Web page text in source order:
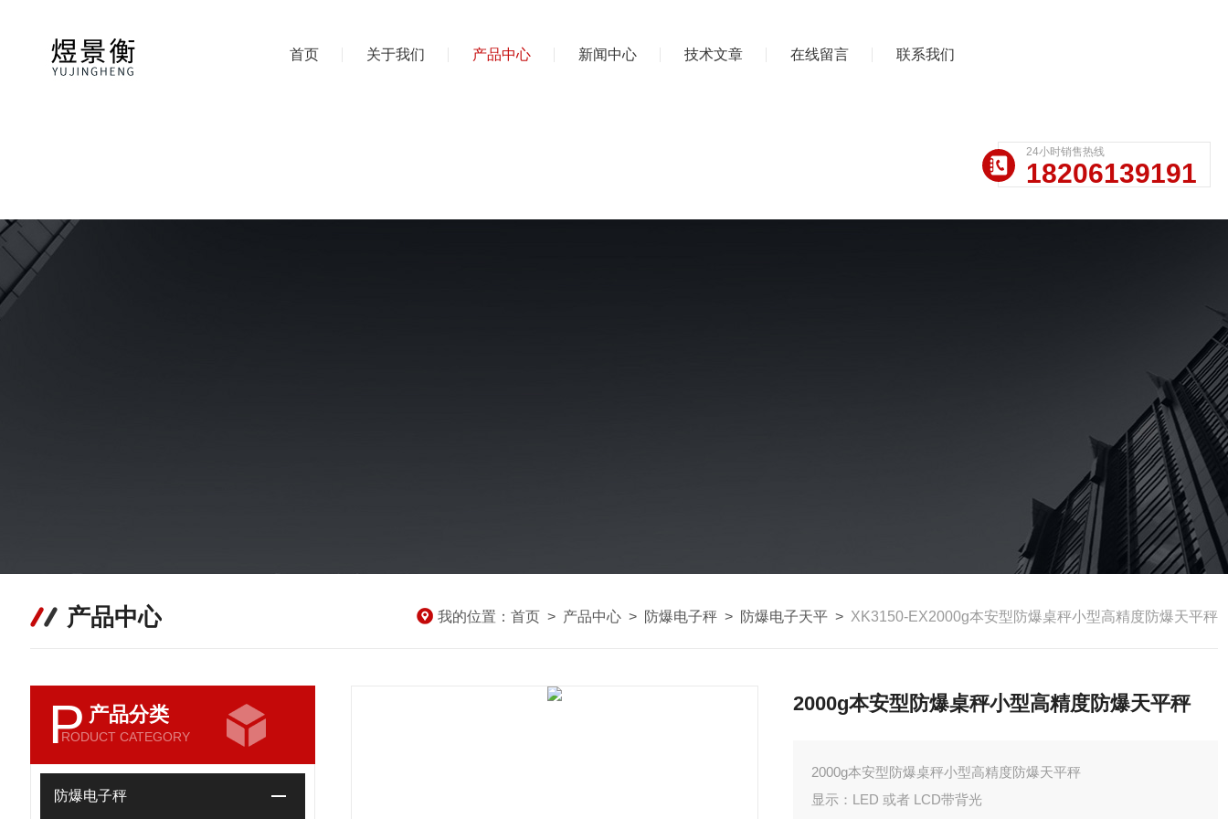
首页 关于我们 产品中心 新闻中心 技术文章 在线留言 联系我们
24小时销售热线
18206139191
产品中心 我的位置： 首页 > 产品中心 > 防爆电子秤 > 防爆电子天平 > XK3150-EX2000g本安型防爆桌秤小型高精度防爆天平秤
P 产品分类
RODUCT CATEGORY
防爆电子秤
2000g本安型防爆桌秤小型高精度防爆天平秤
2000g本安型防爆桌秤小型高精度防爆天平秤
显示：LED 或者 LCD带背光